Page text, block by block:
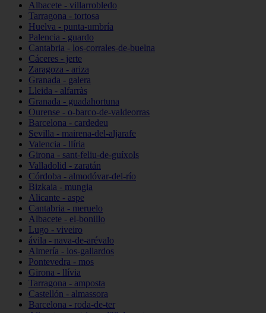
Albacete - villarrobledo
Tarragona - tortosa
Huelva - punta-umbría
Palencia - guardo
Cantabria - los-corrales-de-buelna
Cáceres - jerte
Zaragoza - ariza
Granada - galera
Lleida - alfarràs
Granada - guadahortuna
Ourense - o-barco-de-valdeorras
Barcelona - cardedeu
Sevilla - mairena-del-aljarafe
Valencia - llíria
Girona - sant-feliu-de-guíxols
Valladolid - zaratán
Córdoba - almodóvar-del-río
Bizkaia - mungia
Alicante - aspe
Cantabria - meruelo
Albacete - el-bonillo
Lugo - viveiro
ávila - nava-de-arévalo
Almería - los-gallardos
Pontevedra - mos
Girona - llívia
Tarragona - amposta
Castellón - almassora
Barcelona - roda-de-ter